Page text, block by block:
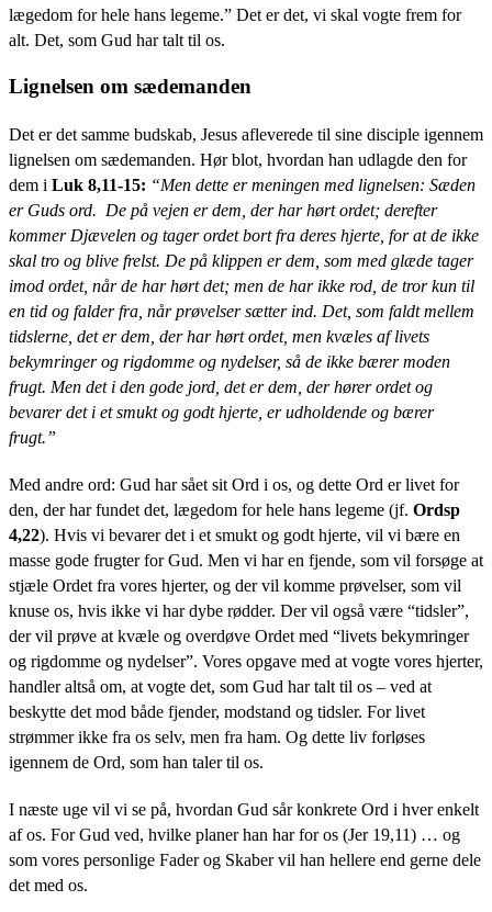
lægedom for hele hans legeme.” Det er det, vi skal vogte frem for
alt. Det, som Gud har talt til os.
Lignelsen om sædemanden
Det er det samme budskab, Jesus afleverede til sine disciple igennem
lignelsen om sædemanden. Hør blot, hvordan han udlagde den for
dem i Luk 8,11-15: “Men dette er meningen med lignelsen: Sæden
er Guds ord. De på vejen er dem, der har hørt ordet; derefter
kommer Djævelen og tager ordet bort fra deres hjerte, for at de ikke
skal tro og blive frelst. De på klippen er dem, som med glæde tager
imod ordet, når de har hørt det; men de har ikke rod, de tror kun til
en tid og falder fra, når prøvelser sætter ind. Det, som faldt mellem
tidslerne, det er dem, der har hørt ordet, men kvæles af livets
bekymringer og rigdomme og nydelser, så de ikke bærer moden
frugt. Men det i den gode jord, det er dem, der hører ordet og
bevarer det i et smukt og godt hjerte, er udholdende og bærer
frugt.”
Med andre ord: Gud har sået sit Ord i os, og dette Ord er livet for
den, der har fundet det, lægedom for hele hans legeme (jf. Ordsp
4,22). Hvis vi bevarer det i et smukt og godt hjerte, vil vi bære en
masse gode frugter for Gud. Men vi har en fjende, som vil forsøge at
stjæle Ordet fra vores hjerter, og der vil komme prøvelser, som vil
knuse os, hvis ikke vi har dybe rødder. Der vil også være “tidsler”,
der vil prøve at kvæle og overdøve Ordet med “livets bekymringer
og rigdomme og nydelser”. Vores opgave med at vogte vores hjerter,
handler altså om, at vogte det, som Gud har talt til os – ved at
beskytte det mod både fjender, modstand og tidsler. For livet
strømmer ikke fra os selv, men fra ham. Og dette liv forløses
igennem de Ord, som han taler til os.
I næste uge vil vi se på, hvordan Gud sår konkrete Ord i hver enkelt
af os. For Gud ved, hvilke planer han har for os (Jer 19,11) … og
som vores personlige Fader og Skaber vil han hellere end gerne dele
det med os.